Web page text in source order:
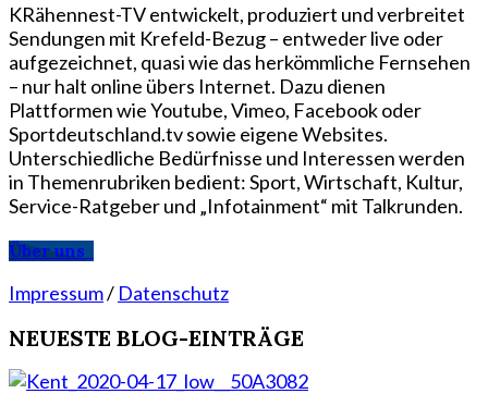
KRähennest-TV entwickelt, produziert und verbreitet
Sendungen mit Krefeld-Bezug – entweder live oder
aufgezeichnet, quasi wie das herkömmliche Fernsehen
– nur halt online übers Internet. Dazu dienen
Plattformen wie Youtube, Vimeo, Facebook oder
Sportdeutschland.tv sowie eigene Websites.
Unterschiedliche Bedürfnisse und Interessen werden
in Themenrubriken bedient: Sport, Wirtschaft, Kultur,
Service-Ratgeber und „Infotainment“ mit Talkrunden.
Über uns
Impressum/ Datenschutz
NEUESTE BLOG-EINTRÄGE